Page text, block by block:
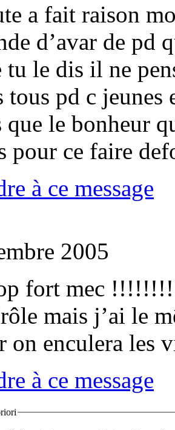
a fait raison
d’avar de pd
tu le dis il ne
tous pd c
que le bonheur
pour ce faire
à ce message
2005
fort mec
mais j’ai le
on enculera les
à ce message